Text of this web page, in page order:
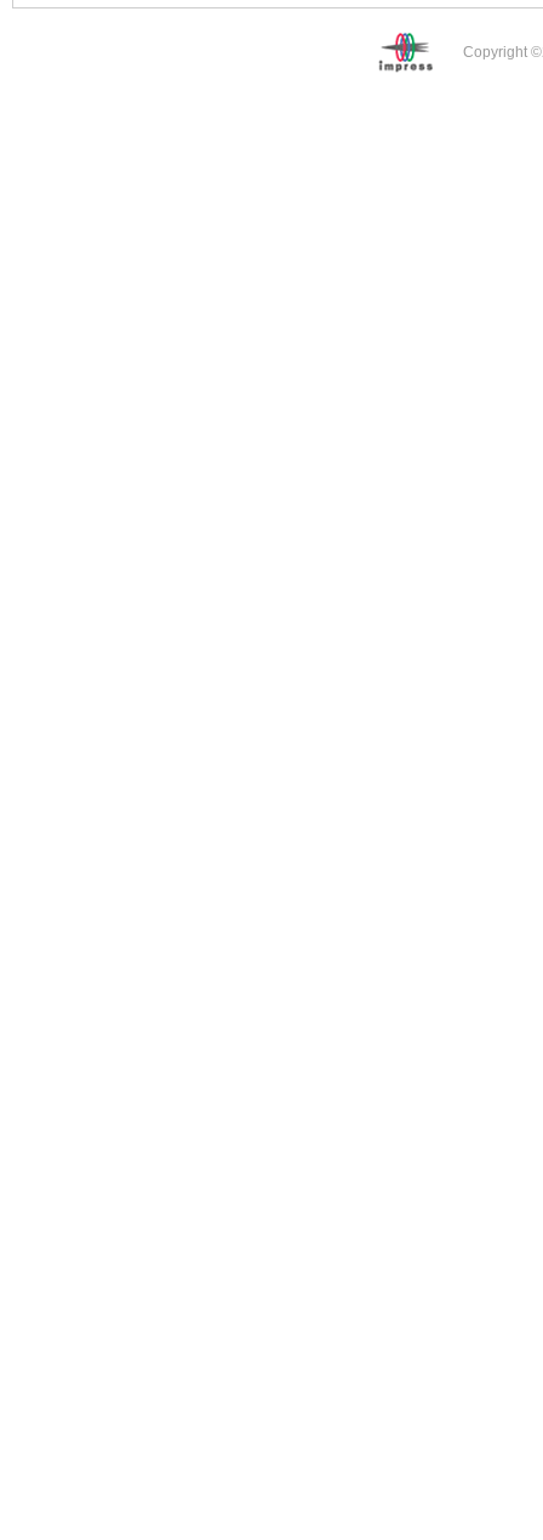
Copyright